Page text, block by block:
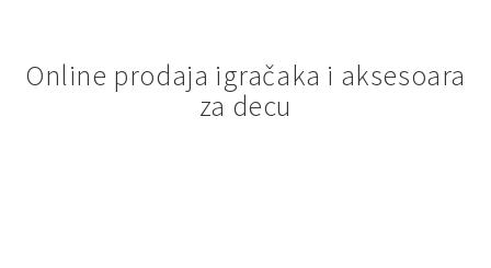
Online prodaja igračaka i aksesoara
za decu